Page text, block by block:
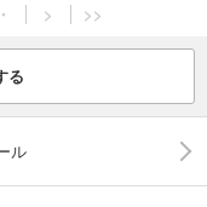
・ > >>
る
ル